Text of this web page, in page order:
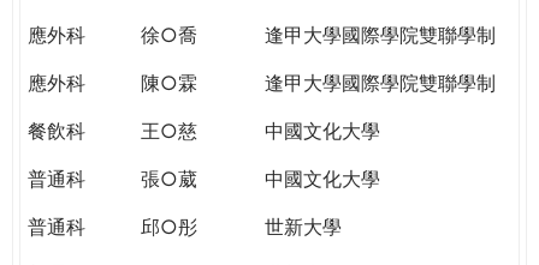
應外科
徐○喬
逢甲大學國際學院雙聯學制
應外科
陳○霖
逢甲大學國際學院雙聯學制
餐飲科
王○慈
中國文化大學
普通科
張○葳
中國文化大學
普通科
邱○彤
世新大學